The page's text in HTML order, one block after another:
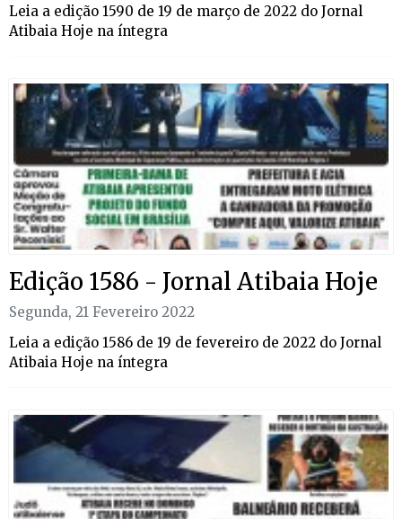
Leia a edição 1590 de 19 de março de 2022 do Jornal
Atibaia Hoje na íntegra
Edição 1586 - Jornal Atibaia Hoje
Segunda, 21 Fevereiro 2022
Leia a edição 1586 de 19 de fevereiro de 2022 do Jornal
Atibaia Hoje na íntegra